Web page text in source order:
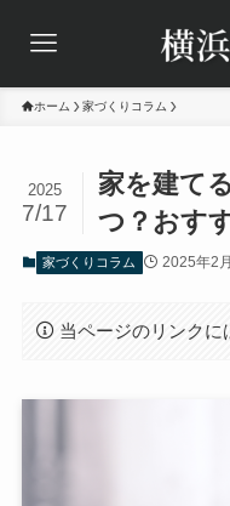
ホーム 家づくりコラム
家を建て
つ？おす
2025
7/17
家づくりコラム 2025年2
当ページのリンクに